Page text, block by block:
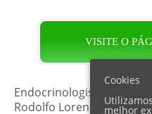
VISITE O
Endocrinologistas
Rodolfo Lorenzi,
Cookies
melhor